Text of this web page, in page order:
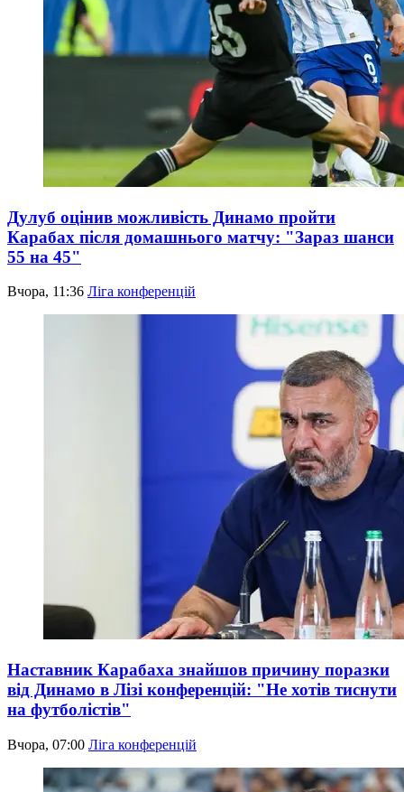
Дулуб оцінив можливість Динамо пройти
Карабах після домашнього матчу: "Зараз шанси
55 на 45"
Вчора, 11:36 Ліга конференцій
Наставник Карабаха знайшов причину поразки
від Динамо в Лізі конференцій: "Не хотів тиснути
на футболістів"
Вчора, 07:00 Ліга конференцій